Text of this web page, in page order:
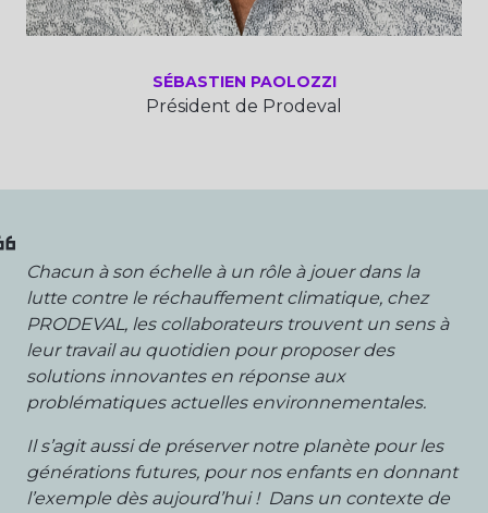
SÉBASTIEN PAOLOZZI
Président de Prodeval
Chacun à son échelle à un rôle à jouer dans la
lutte contre le réchauffement climatique, chez
PRODEVAL, les collaborateurs trouvent un sens à
leur travail au quotidien pour proposer des
solutions innovantes en réponse aux
problématiques actuelles environnementales.
Il s’agit aussi de préserver notre planète pour les
générations futures, pour nos enfants en donnant
l’exemple dès aujourd’hui ! Dans un contexte de